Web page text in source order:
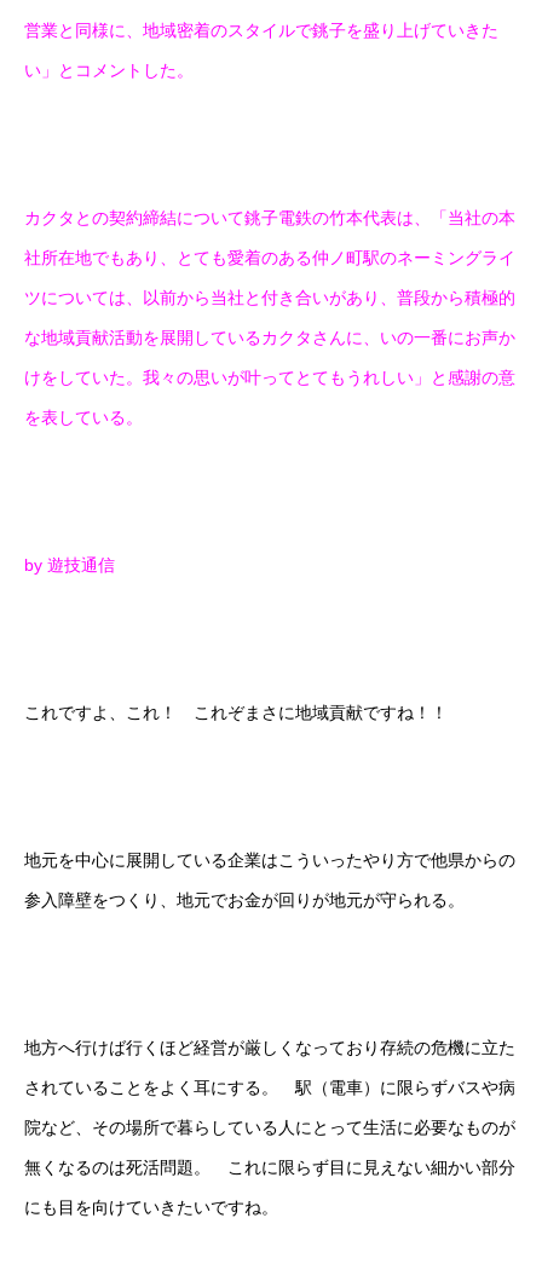
営業と同様に、地域密着のスタイルで銚子を盛り上げていきた
い」とコメントした。
カクタとの契約締結について銚子電鉄の竹本代表は、「当社の本
社所在地でもあり、とても愛着のある仲ノ町駅のネーミングライ
ツについては、以前から当社と付き合いがあり、普段から積極的
な地域貢献活動を展開しているカクタさんに、いの一番にお声か
けをしていた。我々の思いが叶ってとてもうれしい」と感謝の意
を表している。
by 遊技通信
これですよ、これ！ これぞまさに地域貢献ですね！！
地元を中心に展開している企業はこういったやり方で他県からの
参入障壁をつくり、地元でお金が回りが地元が守られる。
地方へ行けば行くほど経営が厳しくなっており存続の危機に立た
されていることをよく耳にする。 駅（電車）に限らずバスや病
院など、その場所で暮らしている人にとって生活に必要なものが
無くなるのは死活問題。 これに限らず目に見えない細かい部分
にも目を向けていきたいですね。